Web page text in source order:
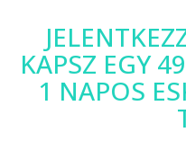
KAPSZ EGY
1 NAPOS